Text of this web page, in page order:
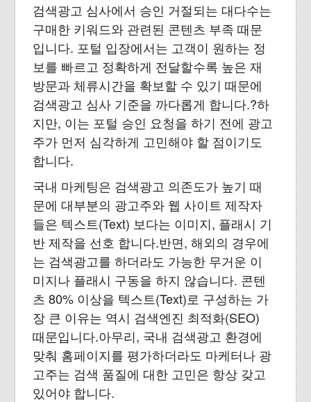
검색광고 심사에서 승인 거절되는 대다수는
구매한 키워드와 관련된 콘텐츠 부족 때문
입니다. 포털 입장에서는 고객이 원하는 정
보를 빠르고 정확하게 전달할수록 높은 재
방문과 체류시간을 확보할 수 있기 때문에
검색광고 심사 기준을 까다롭게 합니다.?하
지만, 이는 포털 승인 요청을 하기 전에 광고
주가 먼저 심각하게 고민해야 할 점이기도
합니다.
국내 마케팅은 검색광고 의존도가 높기 때
문에 대부분의 광고주와 웹 사이트 제작자
들은 텍스트(Text) 보다는 이미지, 플래시 기
반 제작을 선호 합니다.반면, 해외의 경우에
는 검색광고를 하더라도 가능한 무거운 이
미지나 플래시 구동을 하지 않습니다. 콘텐
츠 80% 이상을 텍스트(Text)로 구성하는 가
장 큰 이유는 역시 검색엔진 최적화(SEO)
때문입니다.아무리, 국내 검색광고 환경에
맞춰 홈페이지를 평가하더라도 마케터나 광
고주는 검색 품질에 대한 고민은 항상 갖고
있어야 합니다.